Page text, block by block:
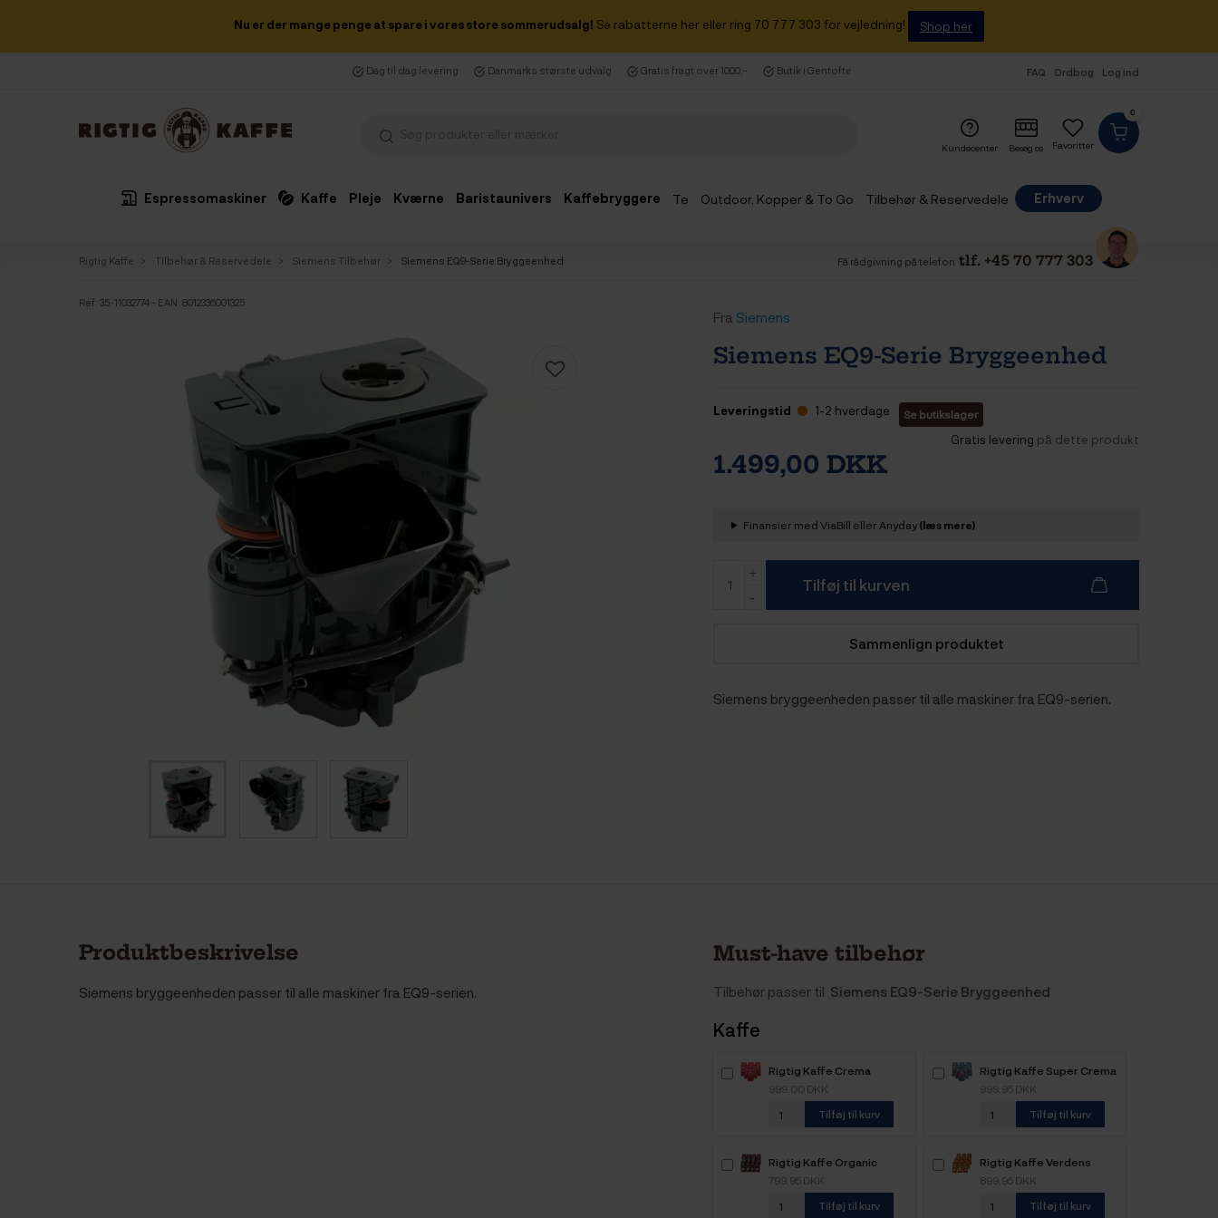
Nu er der mange penge at spare i vores store sommerudsalg! Se rabatterne her eller ring 70 777 303 for vejledning! Shop her
Dag til dag levering Danmarks største udvalg Gratis fragt over 1000,- Butik i Gentofte FAQ Ordbog Log ind
0
Favoritter
Kundecenter Besøg os
Espressomaskiner Kaffe Pleje Kværne Baristaunivers Kaffebryggere Te Outdoor, Kopper & To Go Tilbehør & Reservedele
Erhverv
Rigtig Kaffe Tilbehør & Reservedele Siemens Tilbehør Siemens EQ9-Serie Bryggeenhed Få rådgivning på telefon tlf. +45 70 777 303
Ref: 35-11032774 - EAN: 8012336001325
Fra Siemens
Siemens EQ9-Serie Bryggeenhed
Leveringstid 1-2 hverdage Se butikslager
Gratis levering på dette produkt
1.499,00 DKK
Finansier med ViaBill eller Anyday(læs mere)
Tilføj til kurven
Sammenlign produktet
Siemens bryggeenheden passer til alle maskiner fra EQ9-serien.
Produktbeskrivelse
Siemens bryggeenheden passer til alle maskiner fra EQ9-serien.
Must-have tilbehør
Tilbehør passer til Siemens EQ9-Serie Bryggeenhed
Kaffe
Rigtig Kaffe Crema
Intenso 6kg Hele
kaffebønner
999,00 DKK
Tilføj til kurv
Rigtig Kaffe Super Crema
6kg Hele kaffebønner
999,95 DKK
Tilføj til kurv
Rigtig Kaffe Organic
Mixpakke 4 Varianter
799,95 DKK
Tilføj til kurv
Rigtig Kaffe Verdens
Kaffe - 9x400g
899,95 DKK
Tilføj til kurv